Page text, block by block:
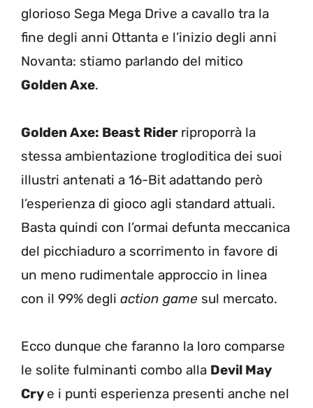
glorioso Sega Mega Drive a cavallo tra la
fine degli anni Ottanta e l’inizio degli anni
Novanta: stiamo parlando del mitico
Golden Axe.
Golden Axe: Beast Rider riproporrà la
stessa ambientazione trogloditica dei suoi
illustri antenati a 16-Bit adattando però
l’esperienza di gioco agli standard attuali.
Basta quindi con l’ormai defunta meccanica
del picchiaduro a scorrimento in favore di
un meno rudimentale approccio in linea
con il 99% degli action game sul mercato.
Ecco dunque che faranno la loro comparse
le solite fulminanti combo alla Devil May
Cry e i punti esperienza presenti anche nel